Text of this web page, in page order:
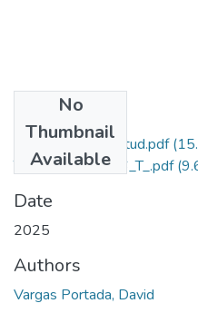
No
Thumbnail
Available
Grado de Similitud.pdf
T036_70488196_T_.pdf
Date
2025
Authors
Vargas Portada, David